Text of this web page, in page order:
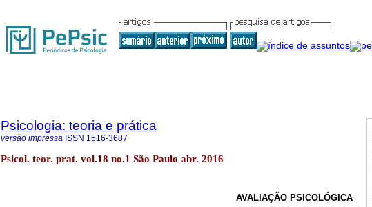
Psicologia: teoria e prática
versão impressa ISSN 1516-3687
Psicol. teor. prat. vol.18 no.1 São Paulo abr. 2016
AVALIAÇÃO PSICOLÓGICA